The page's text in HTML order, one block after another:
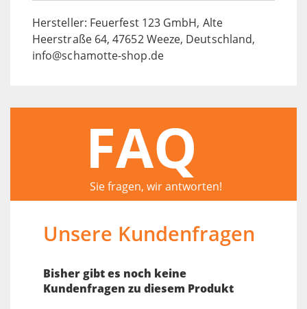
Hersteller: Feuerfest 123 GmbH, Alte
Heerstraße 64, 47652 Weeze, Deutschland,
info@schamotte-shop.de
FAQ
Sie fragen, wir antworten!
Unsere Kundenfragen
Bisher gibt es noch keine
Kundenfragen zu diesem Produkt